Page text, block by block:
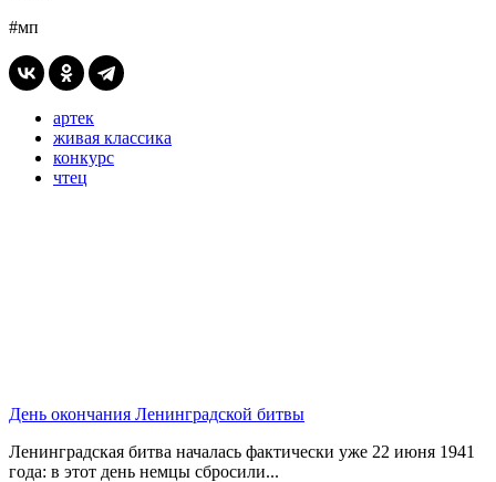
#мп
артек
живая классика
конкурс
чтец
День окончания Ленинградской битвы
Ленинградская битва началась фактически уже 22 июня 1941
года: в этот день немцы сбросили...